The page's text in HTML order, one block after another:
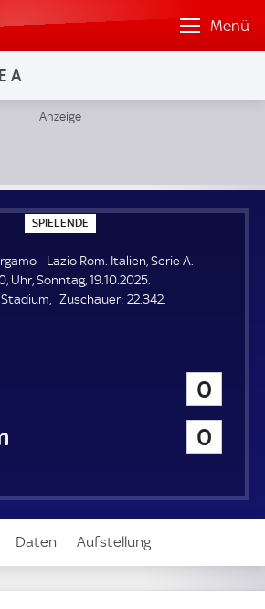
Menü
A
SPIELENDE
P
E
L
E
N
- Lazio Rom. Italien, Serie A.
Uhr, Sonntag, 19.10.2025.
Zuschauer: Z
22.342.
0
0
Daten Aufstellung